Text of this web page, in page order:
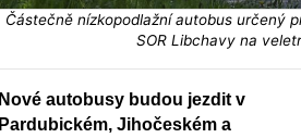
Částečně nízkopodlažní autobus určený
SOR Libchavy na
Nové autobusy budou jezdit v
Pardubickém, Jihočeském a